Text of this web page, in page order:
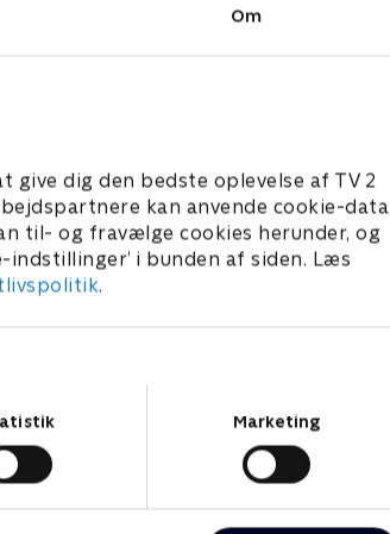
Om
dig den bedste oplevelse af TV 2
kan anvende cookie-data
til- og fravælge cookies herunder, og
i bunden af siden. Læs
.
Marketing